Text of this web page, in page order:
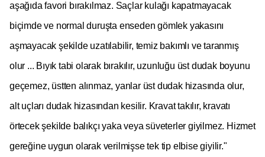
aşağıda favori bırakılmaz. Saçlar kulağı kapatmayacak
biçimde ve normal duruşta enseden gömlek yakasını
aşmayacak şekilde uzatılabilir, temiz bakımlı ve taranmış
olur ... Bıyık tabi olarak bırakılır, uzunluğu üst dudak boyunu
geçemez, üstten alınmaz, yanlar üst dudak hizasında olur,
alt uçları dudak hizasından kesilir. Kravat takılır, kravatı
örtecek şekilde balıkçı yaka veya süveterler giyilmez. Hizmet
gereğine uygun olarak verilmişse tek tip elbise giyilir."